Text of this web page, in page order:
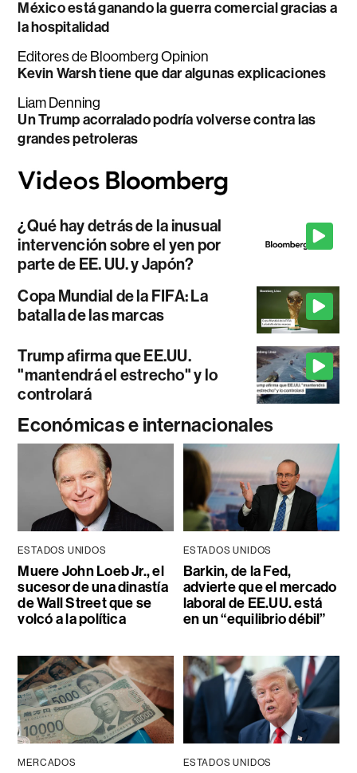
México está ganando la guerra comercial gracias a
la hospitalidad
Editores de Bloomberg Opinion
Kevin Warsh tiene que dar algunas explicaciones
Liam Denning
Un Trump acorralado podría volverse contra las
grandes petroleras
¿Qué hay detrás de la inusual
intervención sobre el yen por
parte de EE. UU. y Japón?
Copa Mundial de la FIFA: La
batalla de las marcas
Trump afirma que EE.UU.
"mantendrá el estrecho" y lo
controlará
Económicas e internacionales
ESTADOS UNIDOS
Muere John Loeb Jr., el
sucesor de una dinastía
de Wall Street que se
volcó a la política
ESTADOS UNIDOS
Barkin, de la Fed,
advierte que el mercado
laboral de EE.UU. está
en un “equilibrio débil”
MERCADOS ESTADOS UNIDOS